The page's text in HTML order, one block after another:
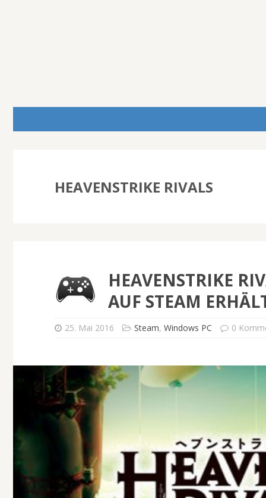
HEAVENSTRIKE RIVALS
HEAVENSTRIKE
AUF STEAM
25. Mai 2016 Steam,Windows PC 0